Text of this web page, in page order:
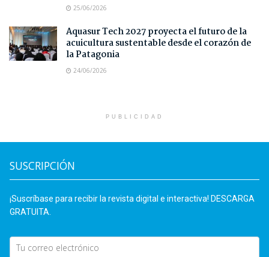
25/06/2026
Aquasur Tech 2027 proyecta el futuro de la
acuicultura sustentable desde el corazón de
la Patagonia
24/06/2026
PUBLICIDAD
SUSCRIPCIÓN
¡Suscríbase para recibir la revista digital e interactiva! DESCARGA
GRATUITA.